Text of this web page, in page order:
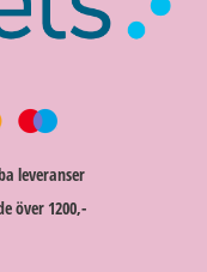
leveranser
över 1200,-